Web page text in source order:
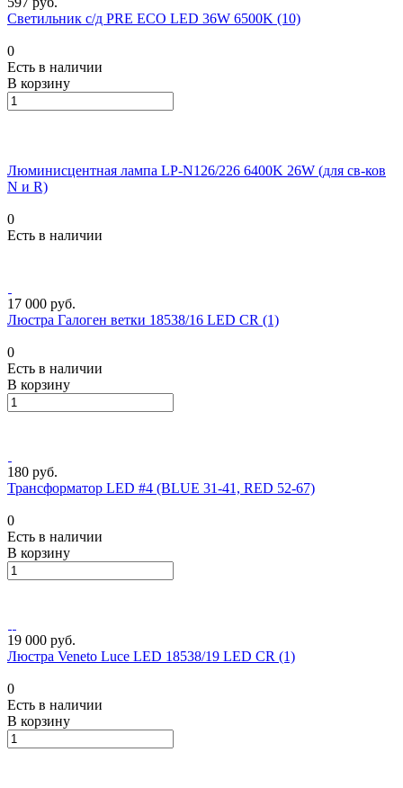
Светильник с/д PRE ECO LED 36W 6500K (10)
0
Есть в наличии
В корзину
Люминисцентная лампа LP-N126/226 6400K 26W (для св-ков
N и R)
0
Есть в наличии
17 000 руб.
Люстра Галоген ветки 18538/16 LED CR (1)
0
Есть в наличии
В корзину
180 руб.
Трансформатор LED #4 (BLUE 31-41, RED 52-67)
0
Есть в наличии
В корзину
19 000 руб.
Люстра Veneto Luce LED 18538/19 LED CR (1)
0
Есть в наличии
В корзину